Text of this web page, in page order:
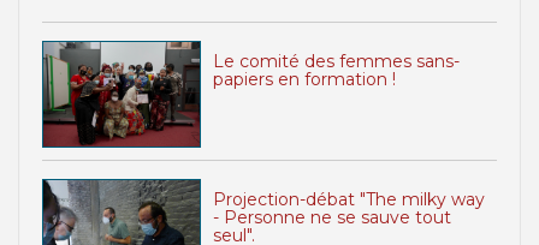
Le comité des femmes sans-
papiers en formation !
Projection-débat "The milky way
- Personne ne se sauve tout
seul".